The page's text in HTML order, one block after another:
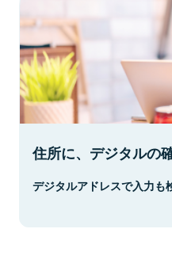
住所に、デジタルの
デジタルアドレスで入力も